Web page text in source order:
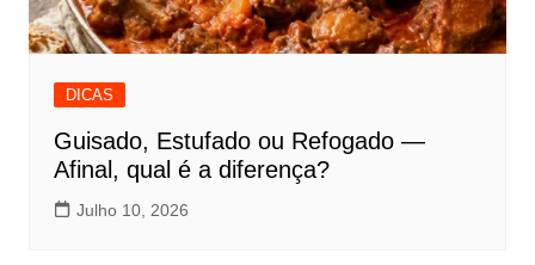
DICAS
Guisado, Estufado ou Refogado —
Afinal, qual é a diferença?
Julho 10, 2026